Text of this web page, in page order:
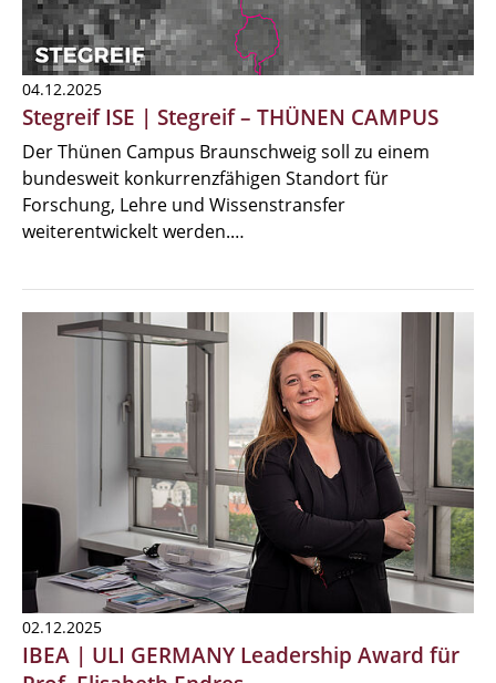
04.12.2025
Stegreif ISE | Stegreif – THÜNEN CAMPUS
Der Thünen Campus Braunschweig soll zu einem
bundesweit konkurrenzfähigen Standort für
Forschung, Lehre und Wissenstransfer
weiterentwickelt werden.…
02.12.2025
IBEA | ULI GERMANY Leadership Award für